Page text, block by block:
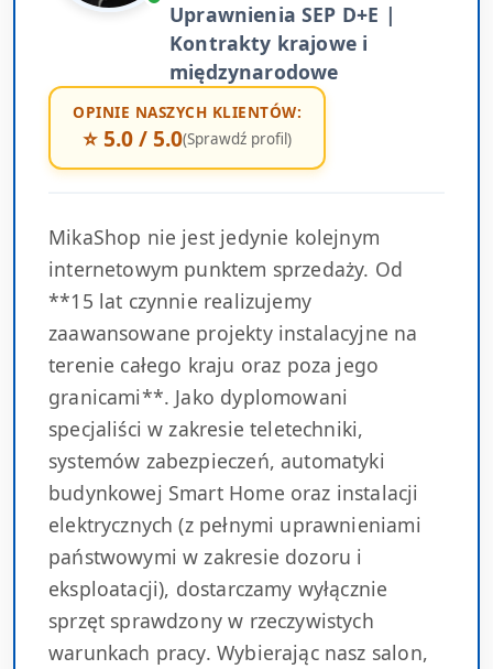
Uprawnienia SEP D+E |
Kontrakty krajowe i
międzynarodowe
OPINIE NASZYCH KLIENTÓW:
⭐ 5.0 / 5.0(Sprawdź profil)
MikaShop nie jest jedynie kolejnym
internetowym punktem sprzedaży. Od
**15 lat czynnie realizujemy
zaawansowane projekty instalacyjne na
terenie całego kraju oraz poza jego
granicami**. Jako dyplomowani
specjaliści w zakresie teletechniki,
systemów zabezpieczeń, automatyki
budynkowej Smart Home oraz instalacji
elektrycznych (z pełnymi uprawnieniami
państwowymi w zakresie dozoru i
eksploatacji), dostarczamy wyłącznie
sprzęt sprawdzony w rzeczywistych
warunkach pracy. Wybierając nasz salon,